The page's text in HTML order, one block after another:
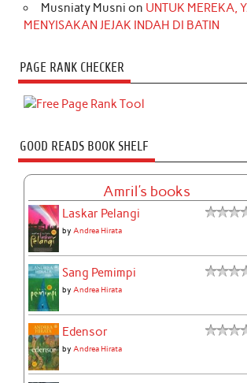
Musniaty Musni on UNTUK MEREKA,
MENYISAKAN JEJAK INDAH DI BATIN
PAGE RANK CHECKER
GOOD READS BOOK SHELF
Amril's books
Laskar Pelangi
byAndrea Hirata
Sang Pemimpi
byAndrea Hirata
Edensor
byAndrea Hirata